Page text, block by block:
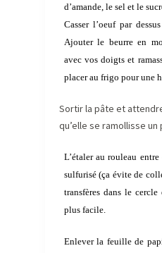
d’amande, le sel et le
Casser l’oeuf par
Ajouter le beurre en
avec vos doigts et
placer au frigo pour une
Sortir la pâte et
qu’elle se ramollisse un
L’étaler au rouleau
sulfurisé (ça évite de
transfères dans le
plus facile.
Enlever la feuille de